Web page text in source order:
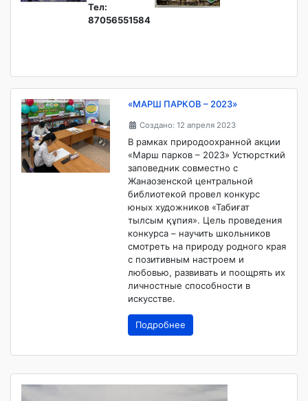
Тел:
87056551584
«МАРШ ПАРКОВ – 2023»
Создано: 12 апреля 2023
В рамках природоохранной акции
«Марш парков – 2023» Устюрсткий
заповедник совместно с
Жанаозенской центральной
библиотекой провел конкурс
юных художников «Табиғат
тылсым құпия». Цель проведения
конкурса – научить школьников
смотреть на природу родного края
с позитивным настроем и
любовью, развивать и поощрять их
личностные способности в
искусстве.
Подробнее